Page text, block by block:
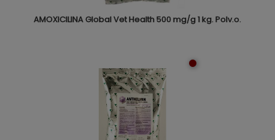
AMOXICILINA Global Vet Health 500 mg/g 1 kg. Polv.o.